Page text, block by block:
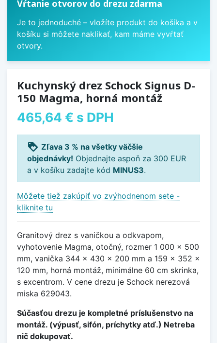
Vŕtanie otvorov do drezu zdarma
Je to jednoduché – vložíte produkt do košíka a v
košíku si môžete naklikať, kam máme vyvŕtať
otvory.
Kuchynský drez Schock Signus D-
150 Magma, horná montáž
465,64 € s DPH
loyalty Zľava 3 % na všetky väčšie
objednávky! Objednajte aspoň za 300 EUR
a v košíku zadajte kód MINUS3.
Môžete tiež zakúpiť vo zvýhodnenom sete -
kliknite tu
Granitový drez s vaničkou a odkvapom,
vyhotovenie Magma, otočný, rozmer 1 000 x 500
mm, vanička 344 x 430 x 200 mm a 159 x 352 x
120 mm, horná montáž, minimálne 60 cm skrinka,
s excentrom. V cene drezu je Schock nerezová
miska 629043.
Súčasťou drezu je kompletné príslušenstvo na
montáž. (výpusť, sifón, príchytky atď.) Netreba
nič dokupovať.